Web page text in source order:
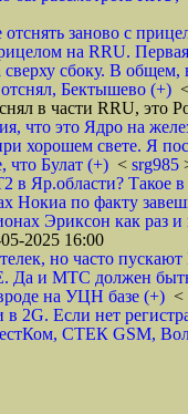
заново с
на RRU.
сверху сбоку. В общем,
Бектышево (+)
в части RRU, это
что это Ядро на
хорошем свете. Я
что Булат (+) < srg985
в Яр.области? Такое
Нокиа по факту
Эриксон как раз
2025 16:00
но часто
Да и МТС должен
на УЦН базе (+) <
2G. Если нет
СТЕК GSM,